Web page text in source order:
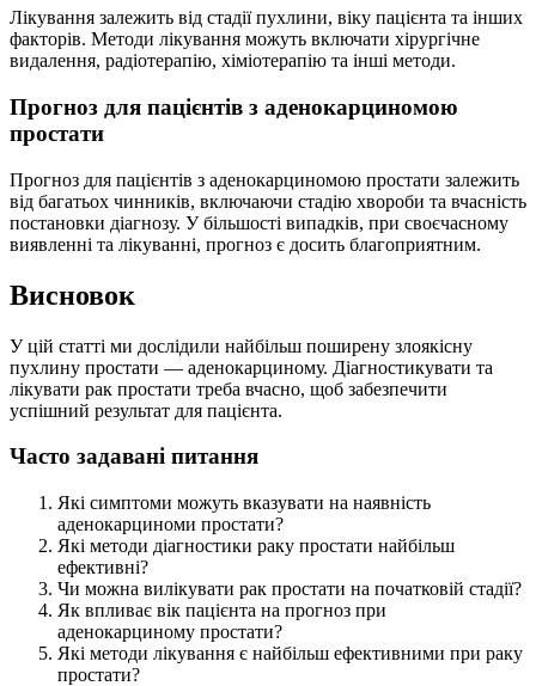
Лікування залежить від стадії пухлини, віку пацієнта та інших
факторів. Методи лікування можуть включати хірургічне
видалення, радіотерапію, хіміотерапію та інші методи.
Прогноз для пацієнтів з аденокарциномою
простати
Прогноз для пацієнтів з аденокарциномою простати залежить
від багатьох чинників, включаючи стадію хвороби та вчасність
постановки діагнозу. У більшості випадків, при своєчасному
виявленні та лікуванні, прогноз є досить благоприятним.
Висновок
У цій статті ми дослідили найбільш поширену злоякісну
пухлину простати — аденокарциному. Діагностикувати та
лікувати рак простати треба вчасно, щоб забезпечити
успішний результат для пацієнта.
Часто задавані питання
Які симптоми можуть вказувати на наявність
аденокарциноми простати?
Які методи діагностики раку простати найбільш
ефективні?
Чи можна вилікувати рак простати на початковій стадії?
Як впливає вік пацієнта на прогноз при
аденокарциному простати?
Які методи лікування є найбільш ефективними при раку
простати?